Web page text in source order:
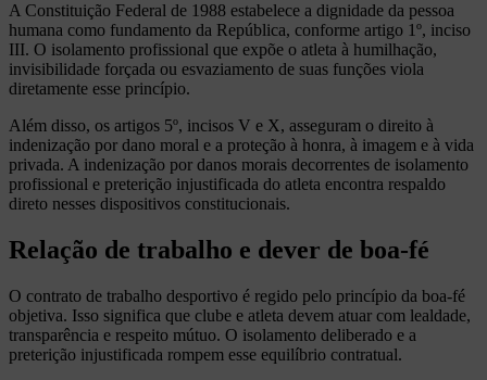
A Constituição Federal de 1988 estabelece a dignidade da pessoa
humana como fundamento da República, conforme artigo 1º, inciso
III. O isolamento profissional que expõe o atleta à humilhação,
invisibilidade forçada ou esvaziamento de suas funções viola
diretamente esse princípio.
Além disso, os artigos 5º, incisos V e X, asseguram o direito à
indenização por dano moral e a proteção à honra, à imagem e à vida
privada. A indenização por danos morais decorrentes de isolamento
profissional e preterição injustificada do atleta encontra respaldo
direto nesses dispositivos constitucionais.
Relação de trabalho e dever de boa-fé
O contrato de trabalho desportivo é regido pelo princípio da boa-fé
objetiva. Isso significa que clube e atleta devem atuar com lealdade,
transparência e respeito mútuo. O isolamento deliberado e a
preterição injustificada rompem esse equilíbrio contratual.